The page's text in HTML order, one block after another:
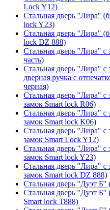
Lock Y12)
Стальная дверь "Лира"
lock Y23)
Стальная дверь "Лира"
lock DZ 888)
Стальная дверь "Лира" с
часть)
Стальная дверь "Лира" с
дверная ручка с
черная)
Стальная дверь "Лира" с
замок Smart lock R06)
Стальная дверь "Лира" с
замок Smart lock K06)
Стальная дверь "Лира" с
замок Smart Lock Y12)
Стальная дверь "Лира" с
замок Smart lock Y23)
Стальная дверь "Лира" с
замок Smart lock DZ 888)
Стальная дверь "Дуэт Б"
Стальная дверь "Дуэт Б"
Smart lock T888)